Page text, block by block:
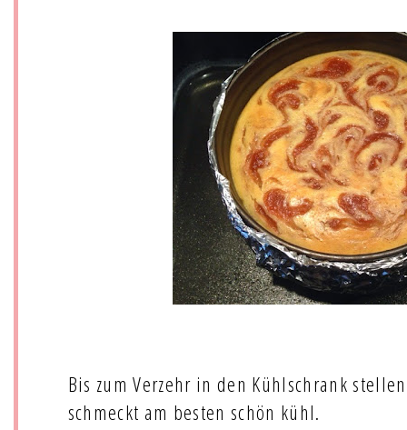
Bis zum Verzehr in den Kühlschrank
schmeckt am besten schön kühl.